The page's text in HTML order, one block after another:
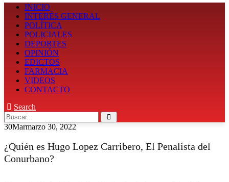
INICIO
INTERÉS GENERAL
POLÍTICA
POLICIALES
DEPORTES
OPINIÓN
EDICTOS
FARMACIA
VIDEOS
CONTACTO
Search
30Marmarzo 30, 2022
¿Quién es Hugo Lopez Carribero, El Penalista del
Conurbano?